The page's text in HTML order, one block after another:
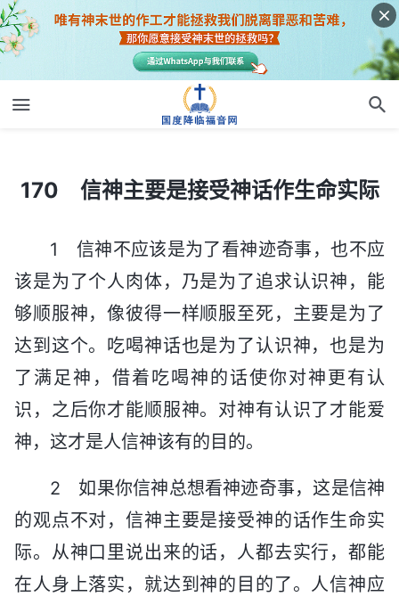
170 信神主要是接受神话作生命实际
170 信神主要是接受神话作生命实际
1 信神不应该是为了看神迹奇事，也不应
该是为了个人肉体，乃是为了追求认识神，能
够顺服神，像彼得一样顺服至死，主要是为了
达到这个。吃喝神话也是为了认识神，也是为
了满足神，借着吃喝神的话使你对神更有认
识，之后你才能顺服神。对神有认识了才能爱
神，这才是人信神该有的目的。
2 如果你信神总想看神迹奇事，这是信神
的观点不对，信神主要是接受神的话作生命实
际。从神口里说出来的话，人都去实行，都能
在人身上落实，就达到神的目的了。人信神应